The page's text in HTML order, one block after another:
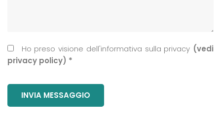
Ho preso visione dell'informativa sulla privacy (vedi
privacy policy) *